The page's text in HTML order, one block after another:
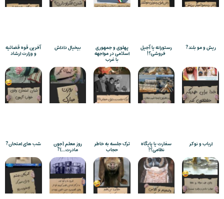
ریش و مو بلند? رستورانه یا آجیل
فروشی؟!
پهلوی و جمهوری
اسلامی در مواجهه
با غرب
بیخیال داداش آفرین قوه قضائیه
و وزارت ارشاد
ارباب و نوکر سفارت یا پایگاه
نظامی؟!
ترک جلسه به خاطر
حجاب
روز معلم (جون
مادرت…)?
شب های امتحان?